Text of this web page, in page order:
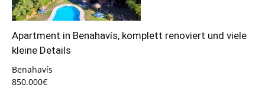
Apartment in Benahavís, komplett renoviert und viele
kleine Details
Benahavís
850.000€